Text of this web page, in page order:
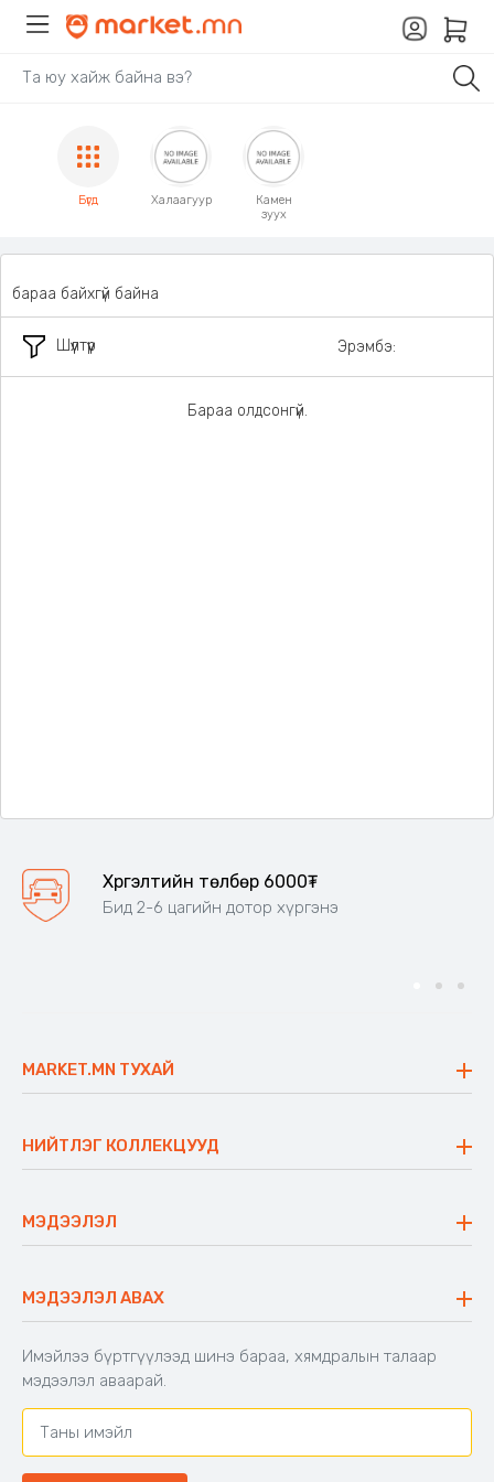
Бүгд Халаагуур
Камен
зуух
Шүүлтүүр
бараа байхгүй байна
Эрэмбэ:
Бараа олдсонгүй.
Хүргэлтийн төлбөр 6000₮
Бид 2-6 цагийн дотор хүргэнэ
MARKET.MN ТУХАЙ
Үнэт зүйлс
Ажлын байр
Блог
НИЙТЛЭГ КОЛЛЕКЦУУД
Сүүдрэвч
Аяны ширээ
Аяны түшлэгтэй сандал
МЭДЭЭЛЭЛ
Буцаалтын журам
Захиалга шалгах
Хамтран ажиллах
Холбоо барих
МЭДЭЭЛЭЛ АВАХ
Имэйлээ бүртгүүлээд шинэ бараа, хямдралын талаар
мэдээлэл аваарай.